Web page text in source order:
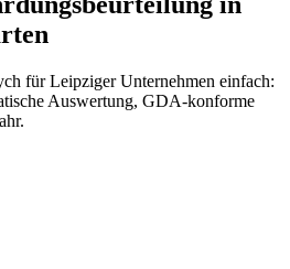
für Leipziger Unternehmen einfach:
Auswertung, GDA-konforme